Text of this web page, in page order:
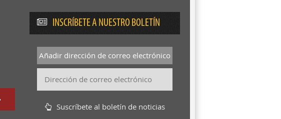
INSCRÍBETE A NUESTRO BOLETÍN
Añadir dirección de correo electrónico
Suscríbete al boletín de noticias